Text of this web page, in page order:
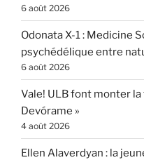
6 août 2026
Odonata X-1 : Medicine
psychédélique entre
6 août 2026
Vale! ULB font monter
Devórame »
4 août 2026
Ellen Alaverdyan : la